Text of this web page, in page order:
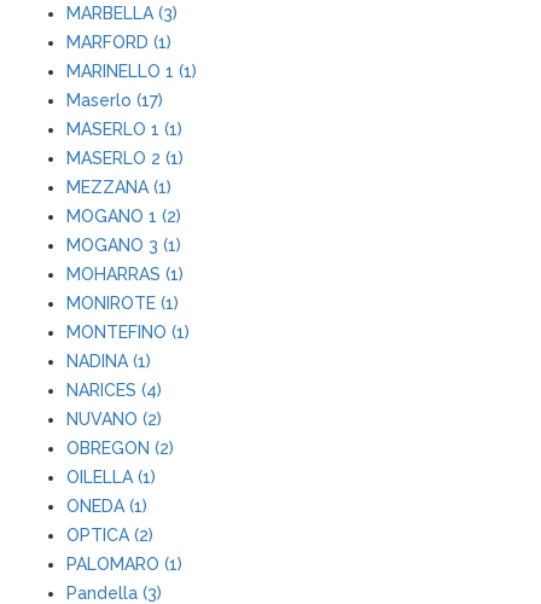
MARBELLA (3)
MARFORD (1)
MARINELLO 1 (1)
Maserlo (17)
MASERLO 1 (1)
MASERLO 2 (1)
MEZZANA (1)
MOGANO 1 (2)
MOGANO 3 (1)
MOHARRAS (1)
MONIROTE (1)
MONTEFINO (1)
NADINA (1)
NARICES (4)
NUVANO (2)
OBREGON (2)
OILELLA (1)
ONEDA (1)
OPTICA (2)
PALOMARO (1)
Pandella (3)